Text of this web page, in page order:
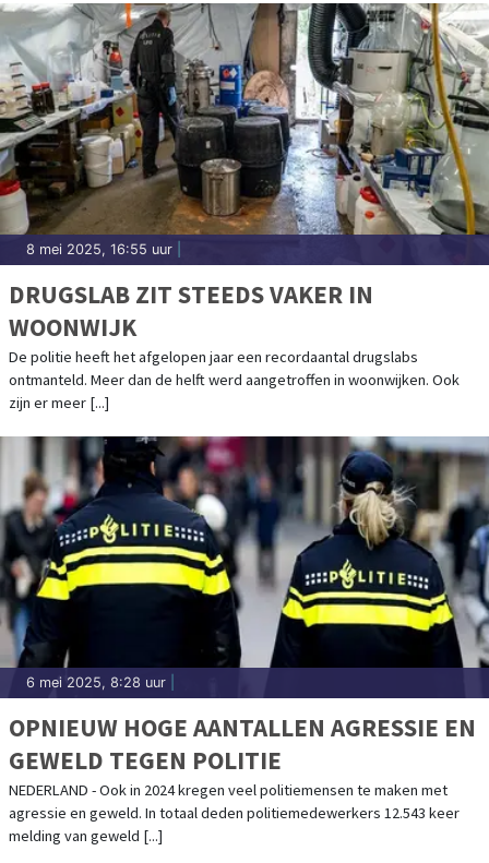
8 mei 2025, 16:55 uur
DRUGSLAB ZIT STEEDS VAKER IN
WOONWIJK
De politie heeft het afgelopen jaar een recordaantal drugslabs
ontmanteld. Meer dan de helft werd aangetroffen in woonwijken. Ook
zijn er meer [...]
6 mei 2025, 8:28 uur
OPNIEUW HOGE AANTALLEN AGRESSIE EN
GEWELD TEGEN POLITIE
NEDERLAND - Ook in 2024 kregen veel politiemensen te maken met
agressie en geweld. In totaal deden politiemedewerkers 12.543 keer
melding van geweld [...]